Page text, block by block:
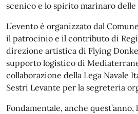
scenico e lo spirito marinaro
L’evento è organizzato dal
il patrocinio e il contributo di
direzione artistica di Flying
supporto logistico di
collaborazione della Lega Navale
Sestri Levante per la segreteria
Fondamentale, anche